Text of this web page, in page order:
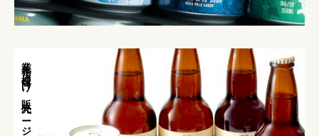
1
4
6
,
5
0
業務店様向け販売ページ